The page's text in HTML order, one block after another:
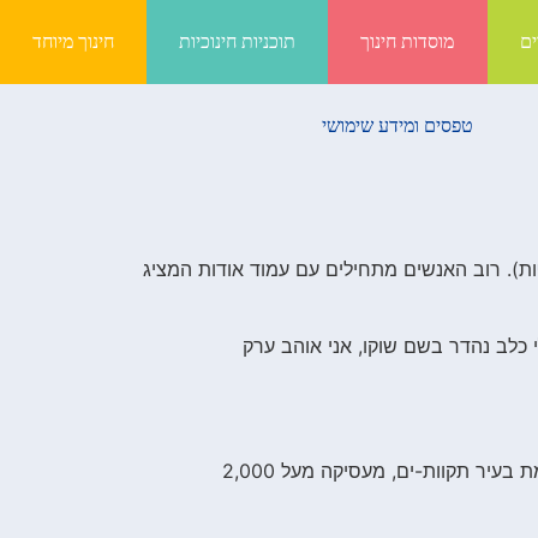
מוסדות חינוך תוכניות חינוכיות חינוך מיוחד
טפסים ומידע שימושי
רוב האנשים מתחילים עם עמוד אודות המציג
כלב נהדר בשם שוקו, אני אוהב ערק
החברה א.א. שומדברים נוסדה בשנת 1971, והיא מספקת שומדברים איכותיים לציבור מאז. א.א. שומדברים ממוקמת בעיר תקוות-ים, מעסיקה מעל 2,000